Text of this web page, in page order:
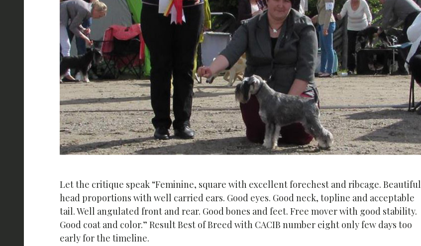
Let the critique speak “Feminine, square with excellent forechest and ribcage. Beautiful
head proportions with well carried ears. Good eyes. Good neck, topline and acceptable
tail. Well angulated front and rear. Good bones and feet. Free mover with good stability.
Good coat and color.” Result Best of Breed with CACIB number eight only few days too
early for the timeline.